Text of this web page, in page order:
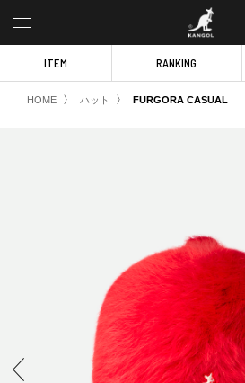
ITEM RANKING
HOME 〉 ハット 〉 FURGORA CASUAL